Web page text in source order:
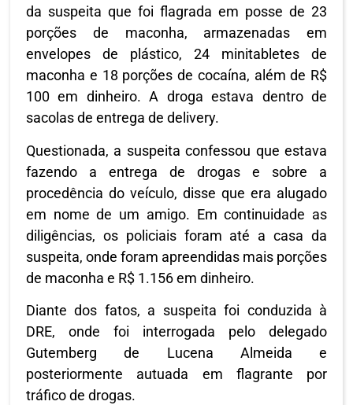
da suspeita que foi flagrada em posse de 23
porções de maconha, armazenadas em
envelopes de plástico, 24 minitabletes de
maconha e 18 porções de cocaína, além de R$
100 em dinheiro. A droga estava dentro de
sacolas de entrega de delivery.
Questionada, a suspeita confessou que estava
fazendo a entrega de drogas e sobre a
procedência do veículo, disse que era alugado
em nome de um amigo. Em continuidade as
diligências, os policiais foram até a casa da
suspeita, onde foram apreendidas mais porções
de maconha e R$ 1.156 em dinheiro.
Diante dos fatos, a suspeita foi conduzida à
DRE, onde foi interrogada pelo delegado
Gutemberg de Lucena Almeida e
posteriormente autuada em flagrante por
tráfico de drogas.